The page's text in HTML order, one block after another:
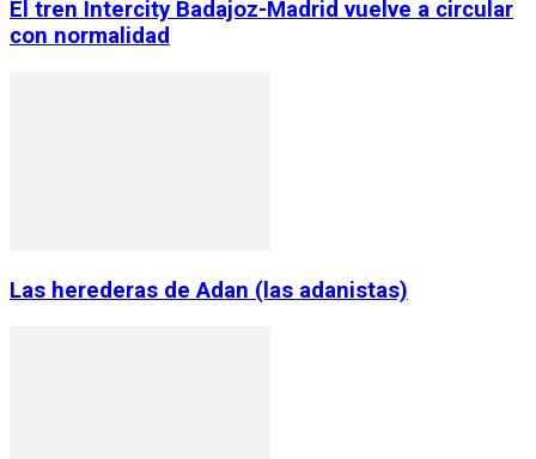
El tren Intercity Badajoz-Madrid vuelve a circular
con normalidad
Las herederas de Adan (las adanistas)